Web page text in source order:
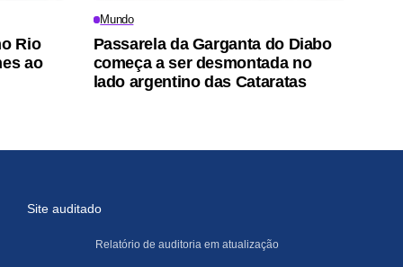
Rio
ao
Mundo
Passarela da Garganta do Diabo
começa a ser desmontada no
lado argentino das Cataratas
Site auditado
Relatório de auditoria em atualização